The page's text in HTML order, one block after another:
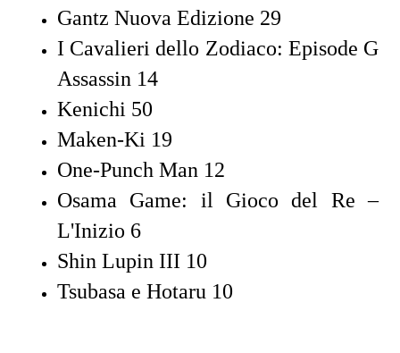
Gantz Nuova Edizione 29
I Cavalieri dello Zodiaco: Episode G
Assassin 14
Kenichi 50
Maken-Ki 19
One-Punch Man 12
Osama Game: il Gioco del Re –
L'Inizio 6
Shin Lupin III 10
Tsubasa e Hotaru 10